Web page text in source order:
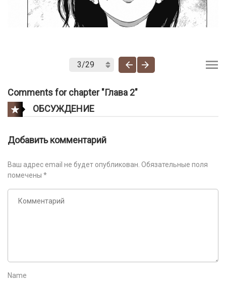
Comments for chapter "Глава 2"
ОБСУЖДЕНИЕ
Добавить комментарий
Ваш адрес email не будет опубликован. Обязательные поля
помечены *
Name